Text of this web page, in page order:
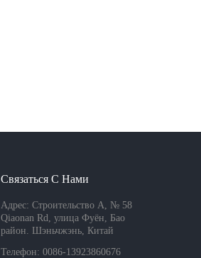
Связаться С Нами
Адрес: Строительство A, № 58
Qiaonan Rd, улица Фуён, Бао
район. Шэньчжэнь, Китай
Телефон: 0086-13923860676